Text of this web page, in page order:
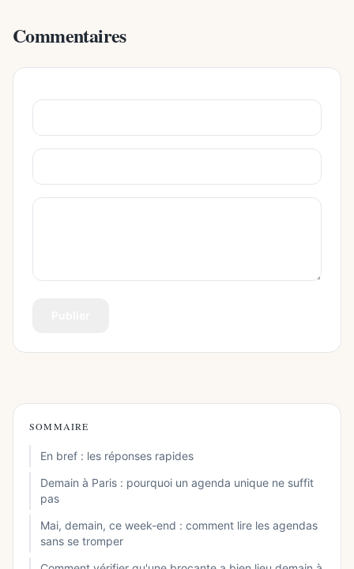
Commentaires
SOMMAIRE
En bref : les réponses rapides
Demain à Paris : pourquoi un agenda unique ne suffit
pas
Mai, demain, ce week-end : comment lire les agendas
sans se tromper